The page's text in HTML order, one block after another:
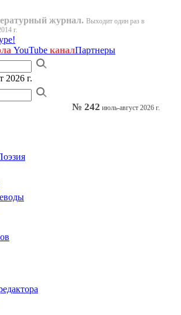
журнал. Выходит один раз в
г.
YouTube каналПартнеры
2026 г.
№ 242 июль-август 2026 г.